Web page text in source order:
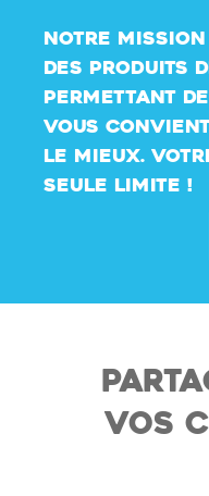
Notre
des produits
permettant
vous
le mieux.
seule limite !
VOS